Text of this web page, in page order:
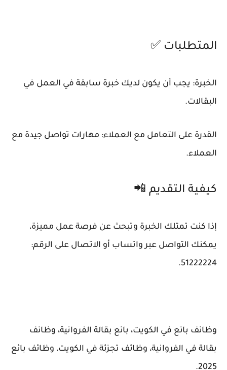
المتطلبات ✅
الخبرة: يجب أن يكون لديك خبرة سابقة في العمل في
البقالات.
القدرة على التعامل مع العملاء: مهارات تواصل جيدة مع
العملاء.
كيفية التقديم 📲
إذا كنت تمتلك الخبرة وتبحث عن فرصة عمل مميزة،
يمكنك التواصل عبر واتساب أو الاتصال على الرقم:
51222224.
وظائف بائع في الكويت، بائع بقالة الفروانية، وظائف
بقالة في الفروانية، وظائف تجزئة في الكويت، وظائف بائع
2025.